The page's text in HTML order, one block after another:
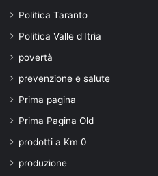
Politica Taranto
Politica Valle d'Itria
povertà
prevenzione e salute
Prima pagina
Prima Pagina Old
prodotti a Km 0
produzione